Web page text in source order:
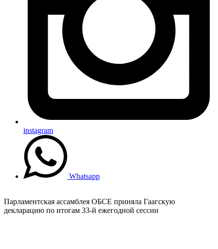
instagram
Whatsapp
Парламентская ассамблея ОБСЕ приняла Гаагскую
декларацию по итогам 33-й ежегодной сессии